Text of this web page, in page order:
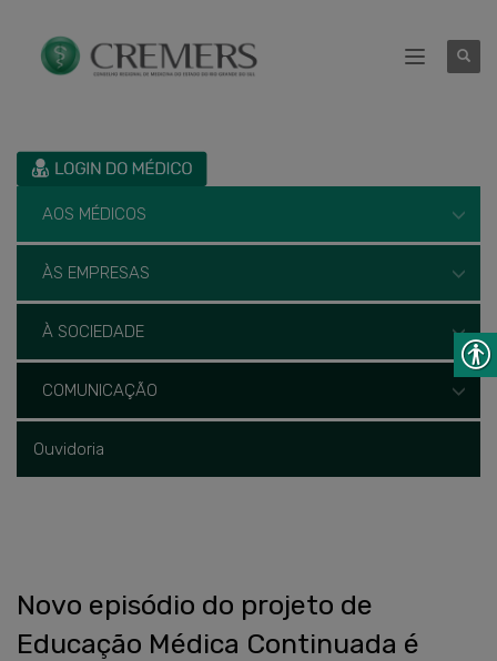
AOS MÉDICOS
ÀS EMPRESAS
À SOCIEDADE
COMUNICAÇÃO
Ouvidoria
Novo episódio do projeto de
Educação Médica Continuada é